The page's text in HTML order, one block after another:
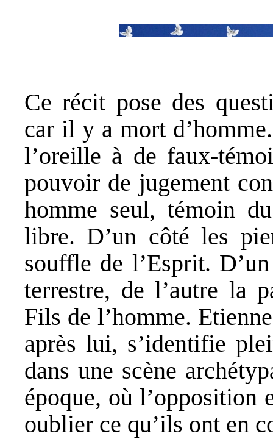
Ce récit pose des
car il y a mort
l’oreille à de faux-
pouvoir de jugement
homme seul, témoin
libre. D’un côté les
souffle de l’Esprit.
terrestre, de l’autre la
Fils de l’homme.
après lui, s’identifie
dans une scène
époque, où l’opposition
oublier ce qu’ils ont en